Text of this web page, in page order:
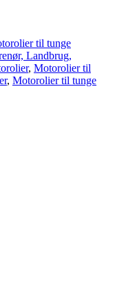
til tunge
Landbrug,
, Motorolier til
, Motorolier til tunge